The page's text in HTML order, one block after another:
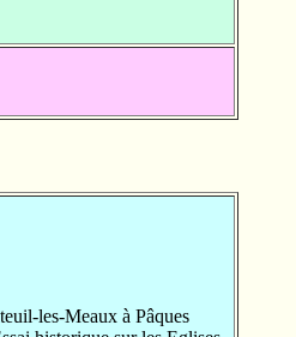
les-Meaux à Pâques